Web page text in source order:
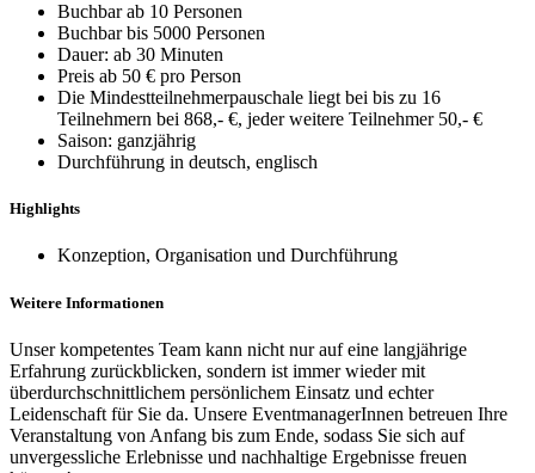
Buchbar ab 10 Personen
Buchbar bis 5000 Personen
Dauer: ab 30 Minuten
Preis ab 50 € pro Person
Die Mindestteilnehmerpauschale liegt bei bis zu 16
Teilnehmern bei 868,- €, jeder weitere Teilnehmer 50,- €
Saison: ganzjährig
Durchführung in deutsch, englisch
Highlights
Konzeption, Organisation und Durchführung
Weitere Informationen
Unser kompetentes Team kann nicht nur auf eine langjährige
Erfahrung zurückblicken, sondern ist immer wieder mit
überdurchschnittlichem persönlichem Einsatz und echter
Leidenschaft für Sie da. Unsere EventmanagerInnen betreuen Ihre
Veranstaltung von Anfang bis zum Ende, sodass Sie sich auf
unvergessliche Erlebnisse und nachhaltige Ergebnisse freuen